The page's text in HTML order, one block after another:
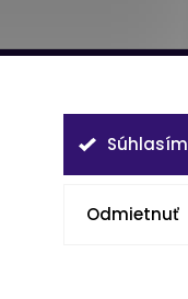
Odmietnuť
Súhlasím